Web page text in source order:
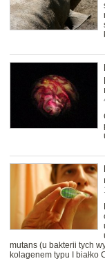
mutans (u bakterii tych
kolagenem typu I białko